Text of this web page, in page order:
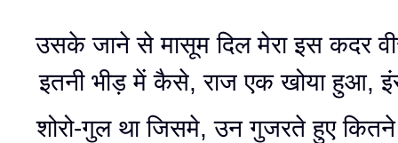
उसके जाने से मासूम दिल मेरा इस कदर
इतनी भीड़ में कैसे, राज एक खोया हुआ,
शोरो-गुल था जिसमे, उन गुजरते हुए कितने